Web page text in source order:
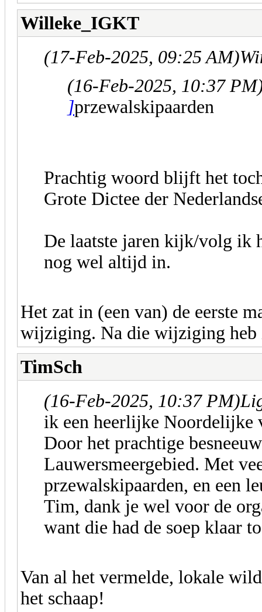
Willeke_IGKT
(17-Feb-2025, 09:25 AM)
(16-Feb-2025, 10:37
]przewalskipaarden
Prachtig woord blijft het
Grote Dictee der
De laatste jaren kijk/volg ik
nog wel altijd in.
Het zat in (een van) de eerste
wijziging. Na die wijziging heb
TimSch
(16-Feb-2025, 10:37 PM)
ik een heerlijke Noordelijke
Door het prachtige
Lauwersmeergebied. Met
przewalskipaarden, en een
Tim, dank je wel voor de
want die had de soep klaar
Van al het vermelde, lokale
het schaap!